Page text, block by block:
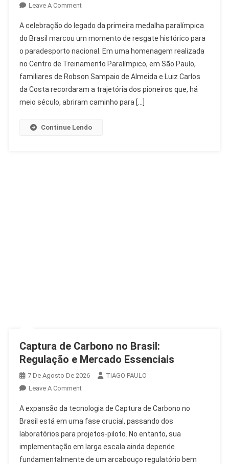
Leave A CommentOn
Da
Primeira
Medalha
Paralímpica
Do
Brasil
Celebrado
A celebração do legado da primeira medalha paralímpica
do Brasil marcou um momento de resgate histórico para
o paradesporto nacional. Em uma homenagem realizada
no Centro de Treinamento Paralímpico, em São Paulo,
familiares de Robson Sampaio de Almeida e Luiz Carlos
da Costa recordaram a trajetória dos pioneiros que, há
meio século, abriram caminho para […]
Continue Lendo
Captura de Carbono no Brasil:
Regulação e Mercado Essenciais
7 De Agosto De 2026
TIAGO PAULO
Leave A CommentOn
De
Carbono
No
Brasil:
Regulação
A expansão da tecnologia de Captura de Carbono no
Brasil está em uma fase crucial, passando dos
laboratórios para projetos-piloto. No entanto, sua
implementação em larga escala ainda depende
fundamentalmente de um arcabouço regulatório bem